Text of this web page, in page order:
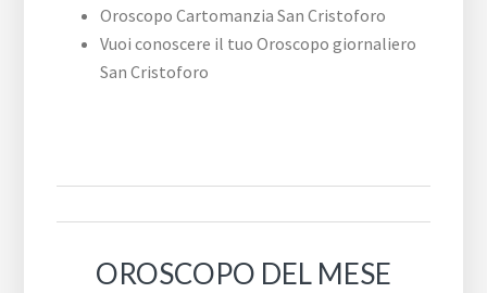
Oroscopo Cartomanzia San Cristoforo
Vuoi conoscere il tuo Oroscopo giornaliero
San Cristoforo
OROSCOPO DEL MESE